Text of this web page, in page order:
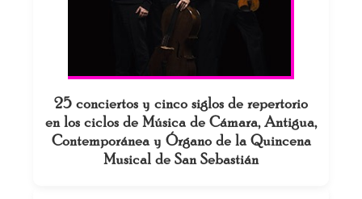
25 conciertos y cinco siglos de repertorio
en los ciclos de Música de Cámara, Antigua,
Contemporánea y Órgano de la Quincena
Musical de San Sebastián